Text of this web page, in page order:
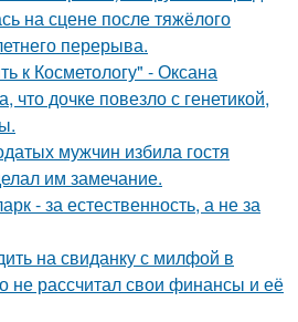
на сцене после тяжёлого
перерыва.
к Косметологу" - Оксана
что дочке повезло с генетикой,
мужчин избила гостя
им замечание.
- за естественность, а не за
на свиданку с милфой в
не рассчитал свои финансы и её